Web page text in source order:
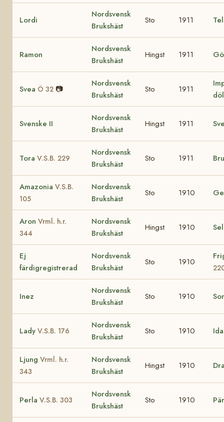
Lordi
Nordsvensk
Brukshäst
Sto 1911
Ramon
Nordsvensk
Brukshäst
Hingst 1911
Svea Ö 32 📷
Nordsvensk
Brukshäst
Sto 1911
Svenske II
Nordsvensk
Brukshäst
Hingst 1911
Tora V.S.B. 229
Nordsvensk
Brukshäst
Sto 1911
Amazonia V.S.B.
105
Nordsvensk
Brukshäst
Sto 1910
Aron Vrml. h.r.
344
Nordsvensk
Brukshäst
Hingst 1910
Ej
färdigregistrerad
Nordsvensk
Brukshäst
Sto 1910
Inez
Nordsvensk
Brukshäst
Sto 1910
Lady V.S.B. 176
Nordsvensk
Brukshäst
Sto 1910
Ljung Vrml. h.r.
343
Nordsvensk
Brukshäst
Hingst 1910
Perla V.S.B. 303
Nordsvensk
Brukshäst
Sto 1910